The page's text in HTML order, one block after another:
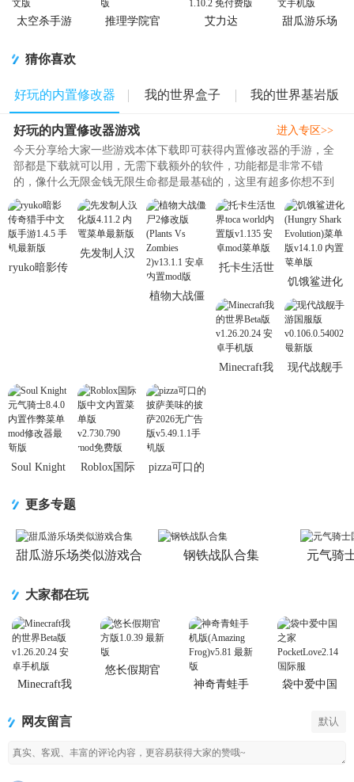
太空杀手游
推理学院官
艾力达
甜瓜游乐场
猜你喜欢
好玩的内置修改器
游戏
我的世界盒子 我的世界基岩版
模组
好玩的内置修改器游戏
今天分享给大家一些游戏本体下载即可获得内置修改器的手游，全
部都是下载就可以用，无需下载额外的软件，功能都是非常不错
的，像什么无限金钱无限生命都是最基础的，这里有超多你想不到
的强大功能等你来体验，总之在杂合理大家可以自行修改你需要修
改的内容，全新的玩法，全新内容等你来享，赶快加入进来下载畅
玩吧！..
进入专区>>
ryuko暗影传
先发制人汉
植物大战僵
托卡生活世
内置版
v1.135 安卓
mod菜单版
饥饿鲨进化
(Hungry
Shark
Evolution)菜
单版v14.1.0
Minecraft我
现代战舰手
Soul Knight
8.4.0内置作
弊菜单mod
修改器最新
版
Roblox国际
mod免费版
pizza可口的
v5.49.1.1手
机版
更多专题
甜瓜游乐场类似游戏合
钢铁战队合集 元气骑
大家都在玩
Minecraft我
悠长假期官
神奇青蛙手
袋中爱中国
网友留言 默认